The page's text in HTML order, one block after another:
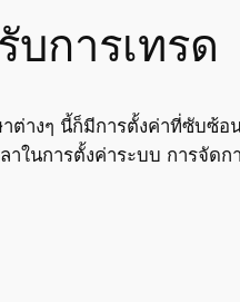
การเทรด
ต่างๆ นี้ก็มีการตั้งค่าที่ซับซ้อ
าในการตั้งค่าระบบ การจัด